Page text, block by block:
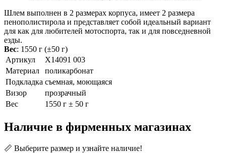
Шлем выполнен в 2 размерах корпуса, имеет 2 размера
пенополистирола и представляет собой идеальный вариант
для как для любителей мотоспорта, так и для повседневной
езды.
Вес: 1550 г (±50 г)
Артикул
X14091 003
Материал
поликарбонат
Подкладка съемная, моющаяся
Визор
прозрачный
Вес
1550 г ± 50 г
Наличие в фирменных магазинах
📏 Выберите размер и узнайте наличие!